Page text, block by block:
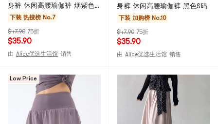
身裤 休闲高腰瑜伽裤 烟紫色L
码
下装 热搜榜 No.7
$47.90 75折
$35.90
由 Alice优选生活馆 销售
身裤 休闲高腰瑜伽裤 黑色S码
下装 加购榜 No.10
$47.90 75折
$35.90
由 Alice优选生活馆 销售
Low Price